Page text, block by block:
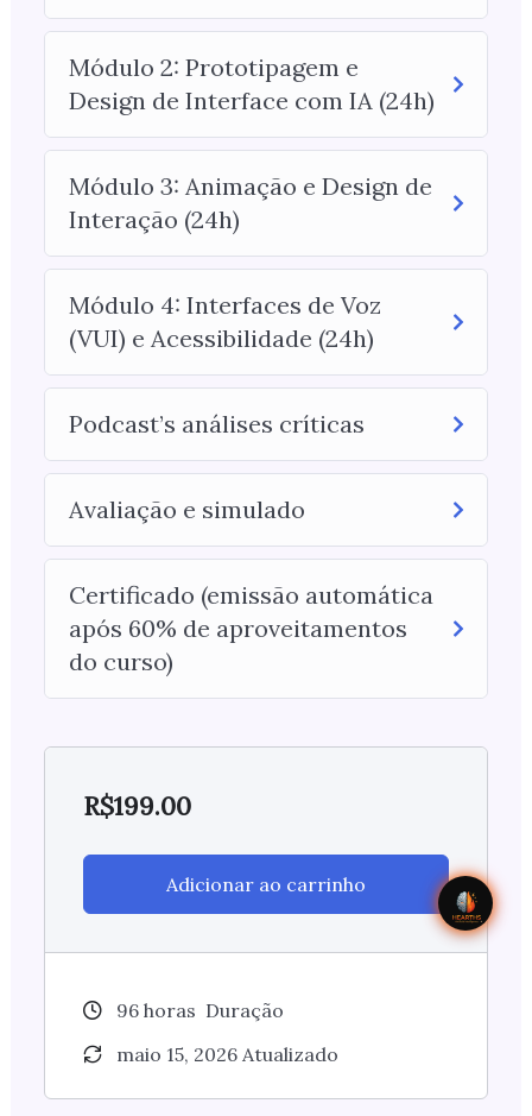
Módulo 2: Prototipagem e
Design de Interface com IA (24h)
Módulo 3: Animação e Design de
Interação (24h)
Módulo 4: Interfaces de Voz
(VUI) e Acessibilidade (24h)
Podcast’s análises críticas
Avaliação e simulado
Certificado (emissão automática
após 60% de aproveitamentos
do curso)
R$199.00
Adicionar ao carrinho
96horas Duração
maio 15, 2026 Atualizado